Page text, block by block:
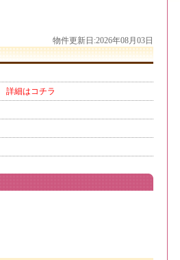
物件更新日:2026年08月03日
詳細はコチラ
につき、案内予約受付中。